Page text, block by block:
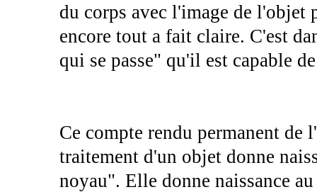
du corps avec l'image de l'objet
encore tout a fait claire. C'est
qui se passe" qu'il est capable
Ce compte rendu permanent de
traitement d'un objet donne
noyau". Elle donne naissance